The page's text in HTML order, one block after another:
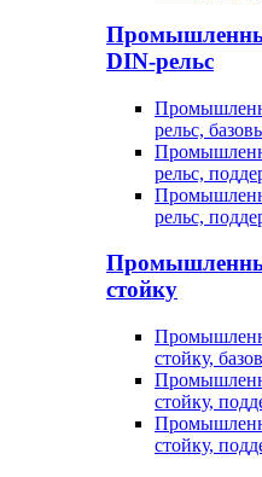
DIN-рельс
рельс,
рельс,
рельс,
стойку
стойку,
стойку,
стойку,